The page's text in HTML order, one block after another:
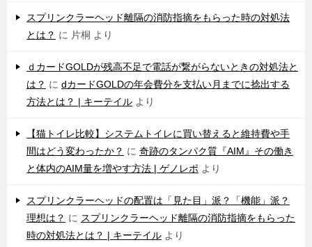
スプリンクラーヘッド離隔の消防指摘をもらった時の対処法
とは？ に 片桐 より
ｄカードGOLDが残高不足で電話が繋がらないときの対処法と
は？ に dカードGOLDの年会費分を支払い月までに捻出する
方法とは？ | キーテイル より
【猫トイレ比較】システムトイレに買い替えると維持費や手
間はどう変わったか？ に 奇跡のタンパク質『AIM』その働き
と体内のAIM量を増やす方法 | ゲノレポ より
スプリンクラーヘッドの配置は「見た目」派？「機能」派？
理想は？ に スプリンクラーヘッド離隔の消防指摘をもらった
時の対処法とは？ | キーテイル より